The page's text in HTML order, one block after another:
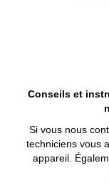
Conseils et
Si vous nous
techniciens vous
appareil.